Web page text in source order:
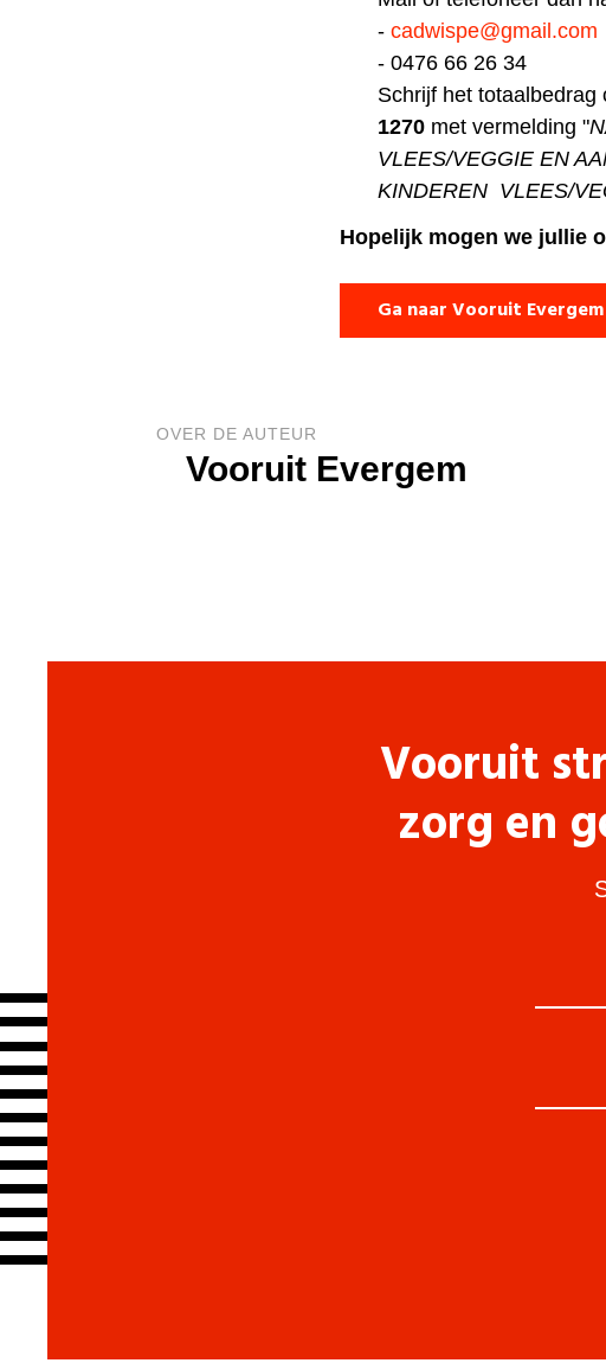
-cadwispe@gmail.com
- 0476 66 26 34
Schrijf het totaalbedrag
1270 met vermelding "
VLEES/VEGGIE EN
KINDEREN VLEES/
Hopelijk mogen we jullie
Ga naar Vooruit Evergem
OVER DE AUTEUR
Vooruit Evergem
Vooruit
zorg en